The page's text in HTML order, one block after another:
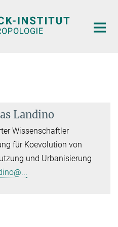
Landino
Wissenschaftler
für Koevolution von
und Urbanisierung